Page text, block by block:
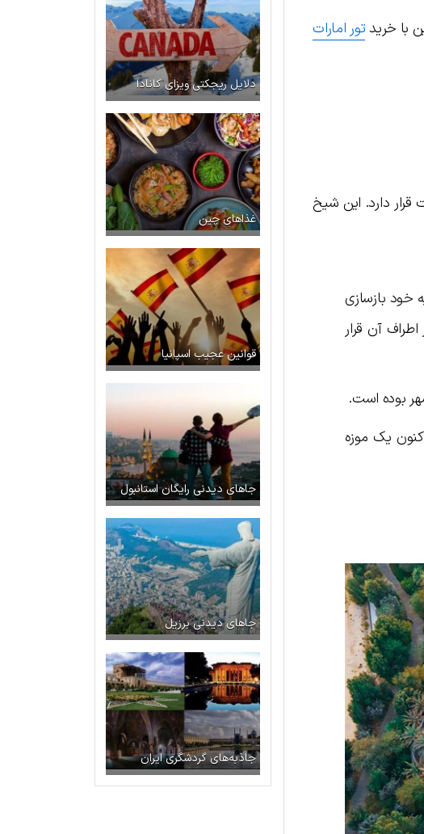
با خریدتور امارات
دارد. این شیخ
خود بازسازی
آن قرار
بوده است.
بود. اکنون یک موزه
دلایل ریجکتی ویزای کانادا
غذاهای چین
قوانین عجیب اسپانیا
جاهای دیدنی رایگان استانبول
جاهای دیدنی برزیل
جاذبه‌های گردشگری ایران